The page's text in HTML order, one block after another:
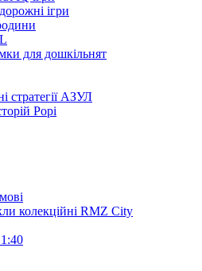
ігри
для дошкільнят
стратегії АЗУЛ
Рорі
колекційні RMZ City